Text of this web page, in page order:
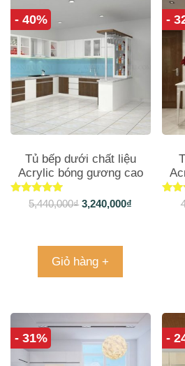
- 40%
Tủ bếp dưới chất liệu
Acrylic bóng gương cao
cấp TB1073
Được xếp
hạng
5,440,000₫ 3,240,000₫
Giỏ hàng +
-
- 31% -